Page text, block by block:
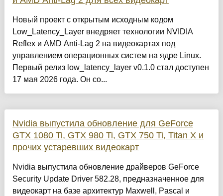
Новый проект с открытым исходным кодом
Low_Latency_Layer внедряет технологии NVIDIA
Reflex и AMD Anti-Lag 2 на видеокартах под
управлением операционных систем на ядре Linux.
Первый релиз low_latency_layer v0.1.0 стал доступен
17 мая 2026 года. Он со...
Nvidia выпустила обновление для GeForce
GTX 1080 Ti, GTX 980 Ti, GTX 750 Ti, Titan X и
прочих устаревших видеокарт
Nvidia выпустила обновление драйверов GeForce
Security Update Driver 582.28, предназначенное для
видеокарт на базе архитектур Maxwell, Pascal и